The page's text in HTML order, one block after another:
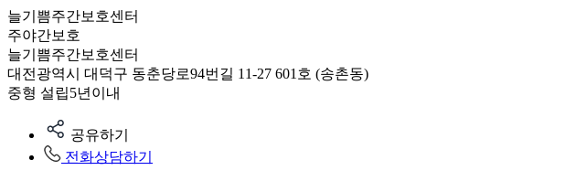
늘기쁨주간보호센터
주야간보호
늘기쁨주간보호센터
대전광역시 대덕구 동춘당로94번길 11-27 601호 (송촌동)
중형 설립5년이내
공유하기
전화상담하기